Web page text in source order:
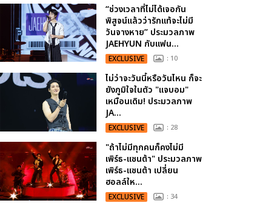
“ช่วงเวลาที่ไม่ได้เจอกัน
พิสูจน์แล้วว่ารักแท้จะไม่มี
วันจางหาย” ประมวลภาพ
JAEHYUN กับแฟน...
EXCLUSIVE : 10
ไม่ว่าจะวันนี้หรือวันไหน ก็จะ
ยังภูมิใจในตัว "แจบอม"
เหมือนเดิม! ประมวลภาพ
JA...
EXCLUSIVE : 28
"ถ้าไม่มีทุกคนก็คงไม่มี
เพิร์ธ-แซนต้า" ประมวลภาพ
เพิร์ธ-แซนต้า เปลี่ยน
ฮอลล์ให...
EXCLUSIVE : 34